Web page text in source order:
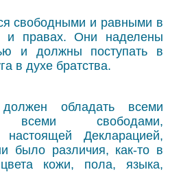
свободными и равными в
и правах. Они наделены
и должны поступать в
в духе братства.
обладать всеми
свободами,
настоящей Декларацией,
было различия, как-то в
кожи, пола, языка,